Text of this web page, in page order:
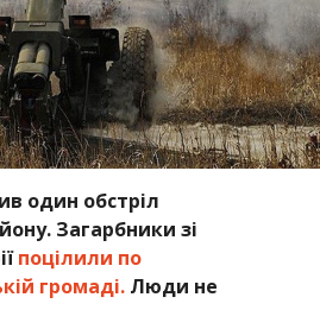
один обстріл
Загарбники зі
поцілили по
громаді.Люди не